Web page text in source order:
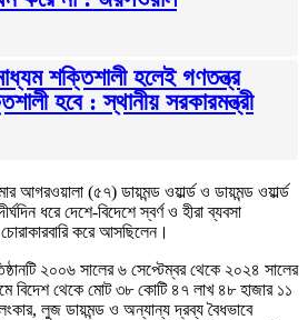
শক্তিশালী হলেই গণতন্ত্র
হবে : স্থানীয় সরকারমন্ত্রী
আগরওয়ালা (৫৭) ডায়মন্ড ওয়ার্ল্ড ও ডায়মন্ড ওয়ার্ল্ড
ধরে দেশে-বিদেশে স্বর্ণ ও হীরা ব্যবসা
করে আসছিলেন।
২০০৬ সালের ৬ সেপ্টেম্বর থেকে ২০২৪ সালের
বিদেশ থেকে মোট ৩৮ কোটি ৪৭ লাখ ৪৮ হাজার ১১
লুজ ডায়মন্ড ও অন্যান্য দ্রব্য বৈধভাবে